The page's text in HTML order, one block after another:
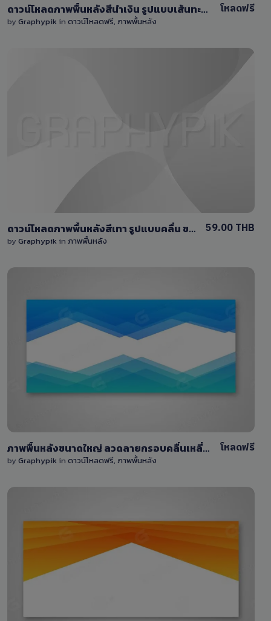
ดาวน์โหลดภาพพื้นหลังสีนำเงิน รูปแบบเส้นทะแยง ขนาดใหญ่ 9000×6000 pixel
by Graphypik in ดาวน์โหลดฟรี, ภาพพื้นหลัง
โหลดฟรี
ดาวน์โหลดภาพพื้นหลังสีเทา รูปแบบคลื่น ขนาดใหญ่ 9000×6000 pixel
by Graphypik in ภาพพื้นหลัง
59.00 THB
View Details
4
ภาพพื้นหลังขนาดใหญ่ ลวดลายกรอบคลื่นเหลี่ยม บน-ล่าง
by Graphypik in ดาวน์โหลดฟรี, ภาพพื้นหลัง
โหลดฟรี
View Details